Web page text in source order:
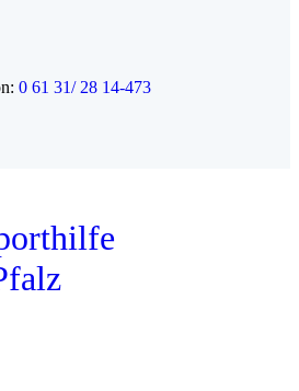
0 61 31/ 28 14-473